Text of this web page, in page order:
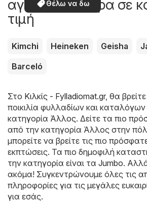
Θέλω να δω
αγοράσετε τώρα σε
τιμή
Kimchi Heineken Geisha
Barceló
Στο Κιλκίς - Fylladiomat.gr, θα
ποικιλία φυλλαδίων και
κατηγορία Άλλος. Δείτε τα πιο
από την κατηγορία Άλλος στην
μπορείτε να βρείτε τις πιο
εκπτώσεις. Τα πιο δημοφιλή
την κατηγορία είναι τα Jumbo.
ακόμα! Συγκεντρώνουμε όλες τις
πληροφορίες για τις μεγάλες
για εσάς.